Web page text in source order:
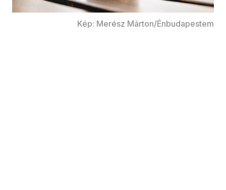
Kép: Merész Márton/Énbudapestem